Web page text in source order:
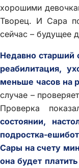
хорошими
Творец. И Сара
сейчас – будущее
Недавно старший
реабилитация,
меньше часов на
случае –
Проверка
состоянии,
подростка-
Сары на счету
она будет